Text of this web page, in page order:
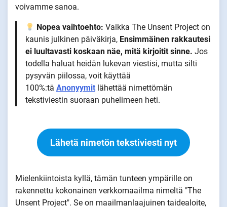
voivamme sanoa.
Nopea vaihtoehto: Vaikka The Unsent Project on
kaunis julkinen päiväkirja, Ensimmäinen rakkautesi
ei luultavasti koskaan näe, mitä kirjoitit sinne. Jos
todella haluat heidän lukevan viestisi, mutta silti
pysyvän piilossa, voit käyttää
100%:tä Anonyymit lähettää nimettömän
tekstiviestin suoraan puhelimeen heti.
Lähetä nimetön tekstiviesti nyt
Mielenkiintoista kyllä, tämän tunteen ympärille on
rakennettu kokonainen verkkomaailma nimeltä "The
Unsent Project". Se on maailmanlaajuinen taidealoite,